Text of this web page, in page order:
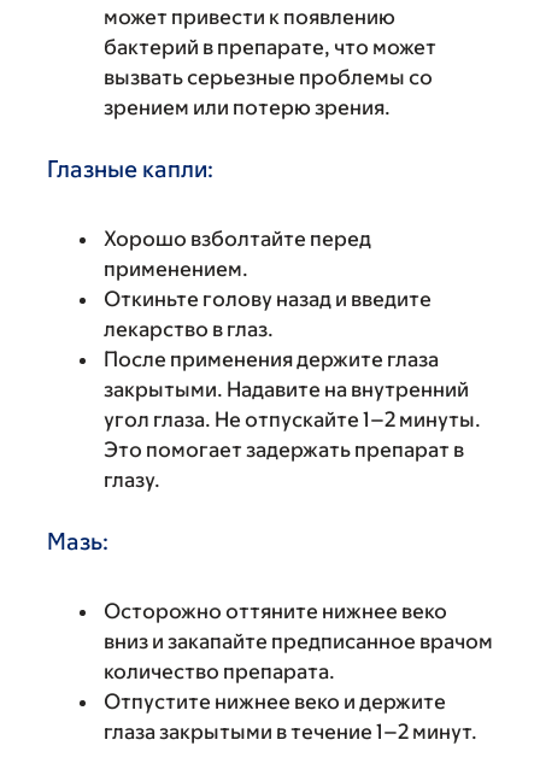
может привести к появлению
бактерий в препарате, что может
вызвать серьезные проблемы со
зрением или потерю зрения.
Глазные капли:
Хорошо взболтайте перед
применением.
Откиньте голову назад и введите
лекарство в глаз.
После применения держите глаза
закрытыми. Надавите на внутренний
угол глаза. Не отпускайте 1–2 минуты.
Это помогает задержать препарат в
глазу.
Мазь:
Осторожно оттяните нижнее веко
вниз и закапайте предписанное врачом
количество препарата.
Отпустите нижнее веко и держите
глаза закрытыми в течение 1–2 минут.